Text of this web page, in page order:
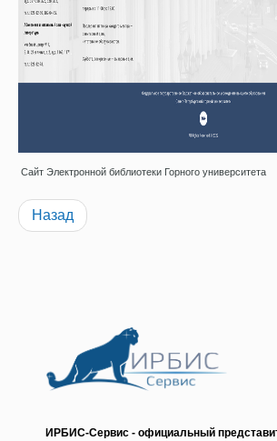
Сайт Электронной библиотеки Горного университета
Назад
ИРБИС-Сервис - официальный